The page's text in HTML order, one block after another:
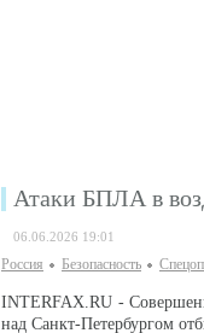
Атаки БПЛА в
06.06.2026 19:01
Россия Безопаcность
INTERFAX.RU -
над Санкт-Петербургом